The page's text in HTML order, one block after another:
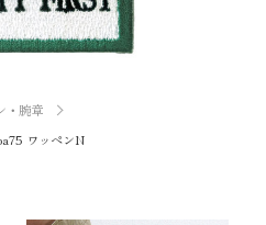
お問い合わせ
・腕章
ワッペンN